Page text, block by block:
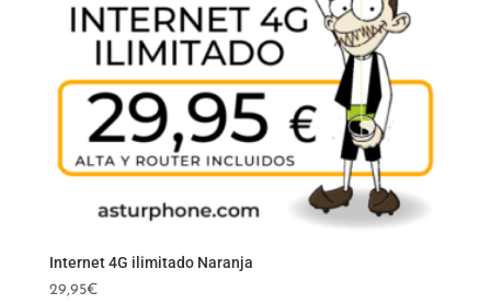
Internet 4G ilimitado Naranja
29,95€